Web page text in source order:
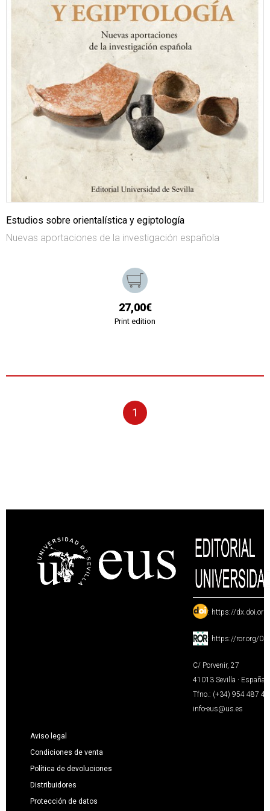
Estudios sobre orientalística y egiptología
Nuevas aportaciones de la investigación española
27,00€
Print edition
1
: https://
: https://ror.org/
C/ Porvenir, 27
41013 Sevilla · España
Tfno.: (+34) 954 487
info-eus@us.es
Aviso legal
Condiciones de venta
Política de devoluciones
Distribuidores
Protección de datos